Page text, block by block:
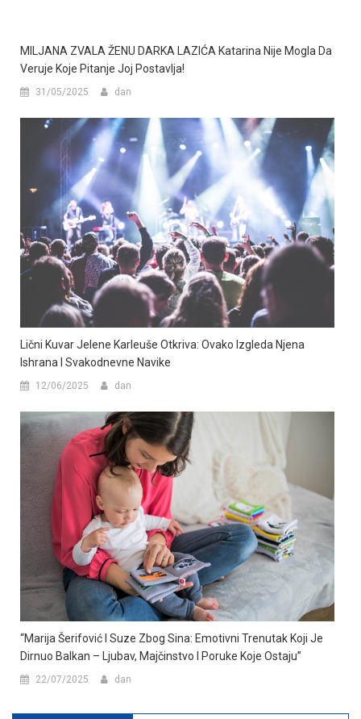
MILJANA ZVALA ŽENU DARKA LAZIĆA Katarina Nije Mogla Da
Veruje Koje Pitanje Joj Postavlja!
31/05/2025 dan
Lični Kuvar Jelene Karleuše Otkriva: Ovako Izgleda Njena
Ishrana I Svakodnevne Navike
12/06/2025 dan
“Marija Šerifović I Suze Zbog Sina: Emotivni Trenutak Koji Je
Dirnuo Balkan – Ljubav, Majčinstvo I Poruke Koje Ostaju”
22/07/2025 dan